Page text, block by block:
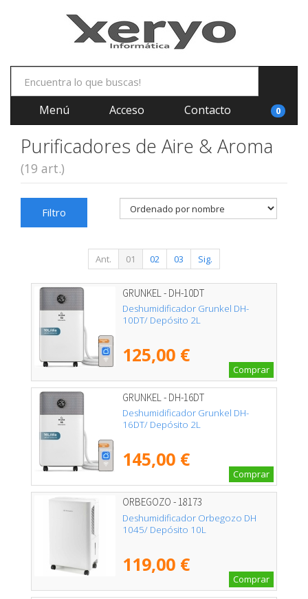
Menú Acceso Contacto 0
Purificadores de Aire & Aroma
(19 art.)
Filtro
Ant. 01 02 03 Sig.
GRUNKEL - DH-10DT
Deshumidificador Grunkel DH-
10DT/ Depósito 2L
125,00 €
Comprar
GRUNKEL - DH-16DT
Deshumidificador Grunkel DH-
16DT/ Depósito 2L
145,00 €
Comprar
ORBEGOZO - 18173
Deshumidificador Orbegozo DH
1045/ Depósito 10L
119,00 €
Comprar